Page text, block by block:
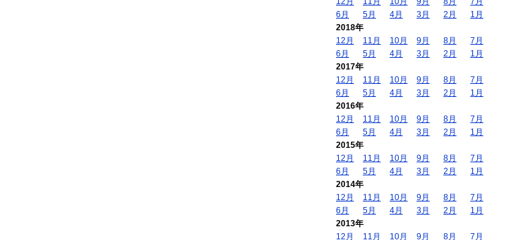
6月
5月 4月 3月 2月
1月
2018年
12月
11月 10月 9月 8月
7月
6月
5月 4月 3月 2月
1月
2017年
12月
11月 10月 9月 8月
7月
6月
5月 4月 3月 2月
1月
2016年
12月
11月 10月 9月 8月
7月
6月
5月 4月 3月 2月
1月
2015年
12月
11月 10月 9月 8月
7月
6月
5月 4月 3月 2月
1月
2014年
12月
11月 10月 9月 8月
7月
6月
5月 4月 3月 2月
1月
2013年
12月
11月 10月 9月 8月 7月